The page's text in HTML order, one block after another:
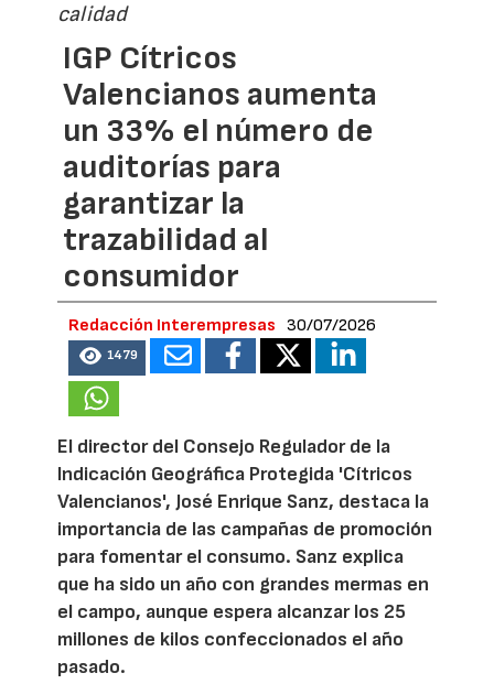
calidad
IGP Cítricos
Valencianos aumenta
un 33% el número de
auditorías para
garantizar la
trazabilidad al
consumidor
Redacción Interempresas 30/07/2026
1479
El director del Consejo Regulador de la
Indicación Geográfica Protegida 'Cítricos
Valencianos', José Enrique Sanz, destaca la
importancia de las campañas de promoción
para fomentar el consumo. Sanz explica
que ha sido un año con grandes mermas en
el campo, aunque espera alcanzar los 25
millones de kilos confeccionados el año
pasado.